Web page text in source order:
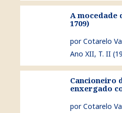
ver A mocedade do P.
A mocedade
1709)
por Cotarelo
Ano XII, T. II
ver Cancioneiro da agulla
Cancioneiro
enxergado
por Cotarelo